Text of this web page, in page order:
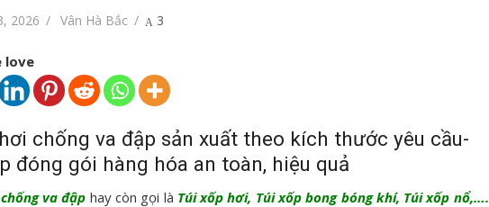
2026
Tác
Vân Hà Bắc 3
love
chống va đập sản xuất theo kích thước yêu cầu-
đóng gói hàng hóa an toàn, hiệu quả
va đập hay còn gọi là Túi xốp hơi, Túi xốp bong bóng khí, Túi xốp nổ,….